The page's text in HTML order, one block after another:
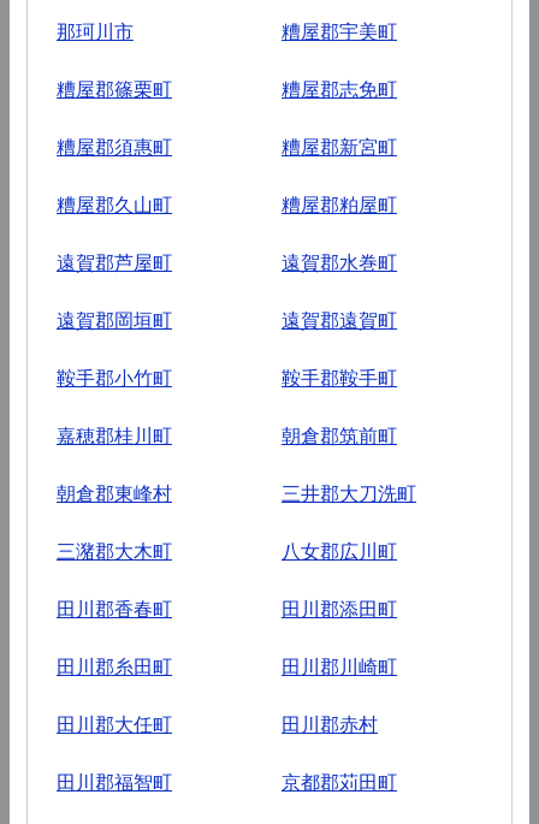
那珂川市 糟屋郡宇美町
糟屋郡篠栗町 糟屋郡志免町
糟屋郡須惠町 糟屋郡新宮町
糟屋郡久山町 糟屋郡粕屋町
遠賀郡芦屋町 遠賀郡水巻町
遠賀郡岡垣町 遠賀郡遠賀町
鞍手郡小竹町 鞍手郡鞍手町
嘉穂郡桂川町 朝倉郡筑前町
朝倉郡東峰村 三井郡大刀洗町
三潴郡大木町 八女郡広川町
田川郡香春町 田川郡添田町
田川郡糸田町 田川郡川崎町
田川郡大任町 田川郡赤村
田川郡福智町 京都郡苅田町